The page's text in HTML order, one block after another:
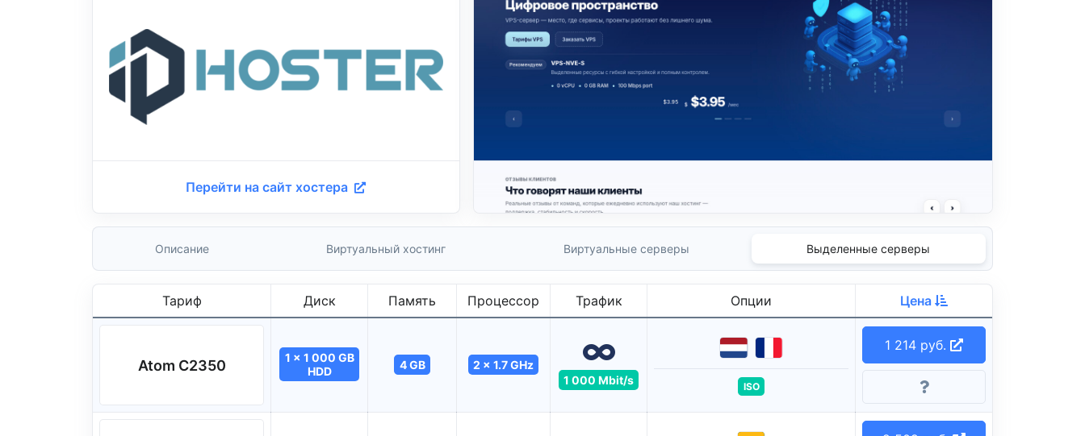
Перейти на сайт хостера
Описание Виртуальный хостинг Виртуальные серверы Выделенные серверы
Тариф Диск Память Процессор Трафик Опции Цена
Atom C2350
1 x 1 000 GB
HDD
4 GB
2 x 1.7 GHz
1 000 Mbit/s
ISO
1 214 руб.